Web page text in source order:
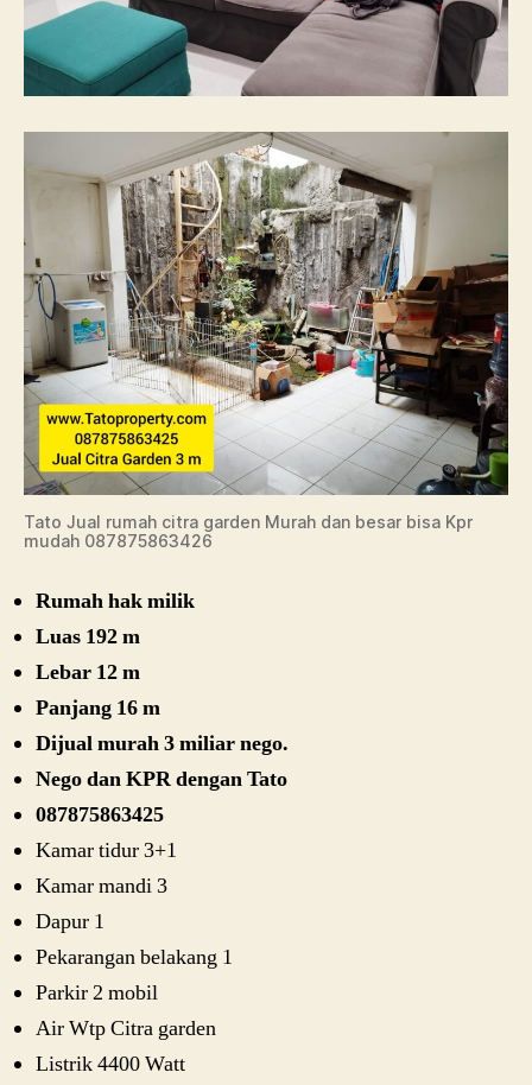
Tato Jual rumah citra garden Murah dan besar bisa Kpr
mudah 087875863426
Rumah hak milik
Luas 192 m
Lebar 12 m
Panjang 16 m
Dijual murah 3 miliar nego.
Nego dan KPR dengan Tato
087875863425
Kamar tidur 3+1
Kamar mandi 3
Dapur 1
Pekarangan belakang 1
Parkir 2 mobil
Air Wtp Citra garden
Listrik 4400 Watt